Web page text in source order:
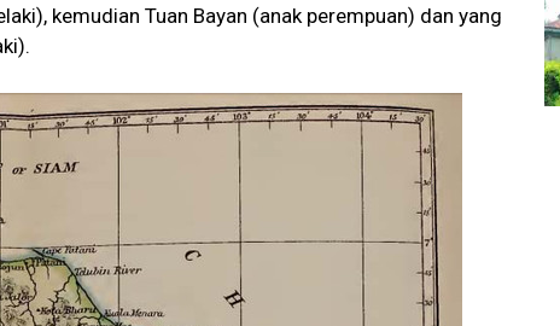
kemudian Tuan Bayan (anak perempuan) dan yang